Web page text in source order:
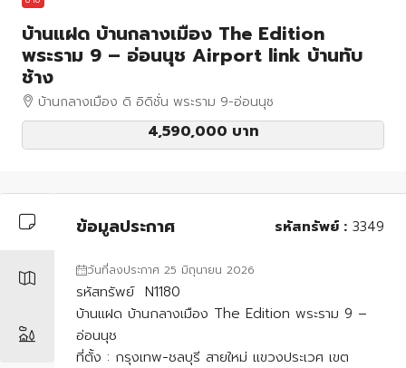
บ้านแฝด บ้านกลางเมือง The Edition
พระราม 9 – อ่อนนุช Airport link บ้านทับ
ช้าง
บ้านกลางเมือง ดิ อิดิชั่น พระราม 9-อ่อนนุช
4,590,000 บาท
ข้อมูลประกาศ รหัสทรัพย์ : 3349
วันที่ลงประกาศ 25 มิถุนายน 2026
รหัสทรัพย์ N1180
บ้านแฝด บ้านกลางเมือง The Edition พระราม 9 –
อ่อนนุช
ที่ตั้ง : กรุงเทพ-ชลบุรี สายใหม่ แขวงประเวศ เขต